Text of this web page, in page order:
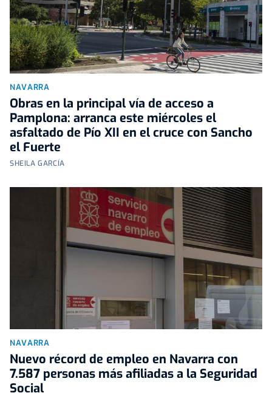
NAVARRA
Obras en la principal vía de acceso a
Pamplona: arranca este miércoles el
asfaltado de Pío XII en el cruce con Sancho
el Fuerte
SHEILA GARCÍA
NAVARRA
Nuevo récord de empleo en Navarra con
7.587 personas más afiliadas a la Seguridad
Social